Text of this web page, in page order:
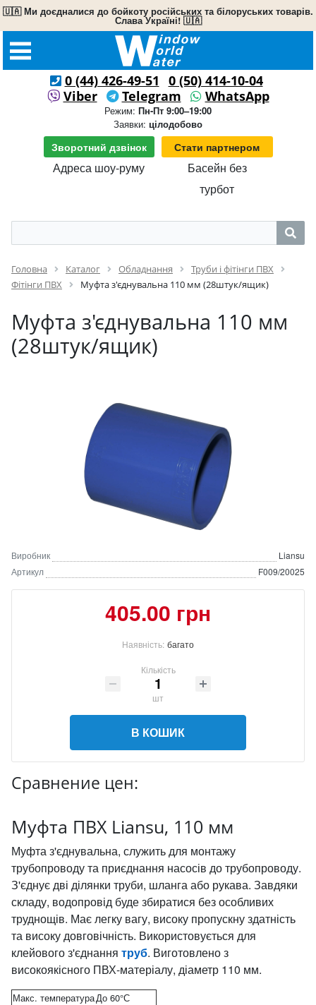
🇺🇦 Ми доєдналися до бойкоту російських та білоруських товарів.
Слава Україні! 🇺🇦
0 (44) 426-49-51
0 (50) 414-10-04
Viber
Telegram WhatsApp
Режим: Пн-Пт 9:00–19:00
Заявки: цілодобово
Зворотний дзвінок Стати партнером
Адреса шоу-руму
Басейн без
турбот
Головна Каталог Обладнання
Труби і фітінги ПВХ
Фітінги ПВХ
Муфта з'єднувальна 110 мм (28штук/ящик)
Муфта з'єднувальна 110 мм
(28штук/ящик)
Виробник
Liansu
Артикул
F009/20025
405.00 грн
Наявність: багато
Кількість
шт
В КОШИК
Сравнение цен:
Муфта ПВХ Liansu, 110 мм
Муфта з'єднувальна, служить для монтажу
трубопроводу та приєднання насосів до трубопроводу.
З'єднує дві ділянки труби, шланга або рукава. Завдяки
складу, водопровід буде збиратися без особливих
труднощів. Має легку вагу, високу пропускну здатність
та високу довговічність. Використовується для
клейового з'єднання труб. Виготовлено з
високоякісного ПВХ-матеріалу, діаметр 110 мм.
Макс. температураДо 60°С